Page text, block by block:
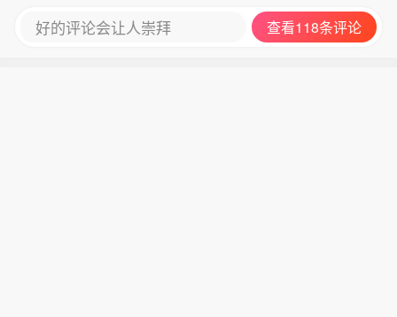
好的评论会让人崇拜 查看118条评论